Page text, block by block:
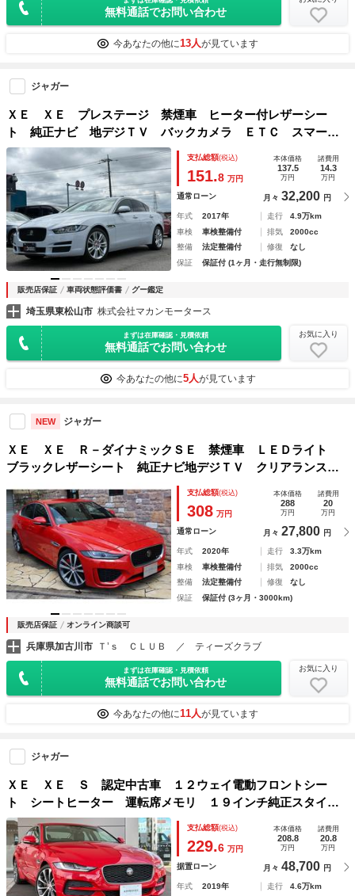
無料通話でお問い合わせ
今あなたの他に13人が見ています
ジャガー
ＸＥ ＸＥ プレステージ 禁煙車 ヒーター付レザーシー
ト 純正ナビ 地デジＴＶ バックカメラ ＥＴＣ スマート
キー ディーゼルターボ
支払総額(税込)
151.8 万円
本体価格
137.5
万円
諸費用
14.3
万円
通常ローン 月々 32,200 円
年式 2017年 走行
4.9万km
車検
車検整備付 排気
2000cc
整備
法定整備付 修復
なし
保証
保証付 (1ヶ月・走行無制限)
販売店保証 車両状態評価書 グー鑑定
埼玉県東松山市 株式会社マカンモータース
まずは在庫確認・見積依頼
無料通話でお問い合わせ
お気に入り
今あなたの他に5人が見ています
NEW ジャガー
ＸＥ ＸＥ Ｒ－ダイナミックＳＥ 禁煙車 ＬＥＤライト
ブラックレザーシート 純正ナビ地デジＴＶ クリアランスソ
ナー バックカメラ ＭＥＲＩＤＩＡＮサウンドシステム 純
正１９インチアルミ ３５０ｍｍフロントブレーキローター
ＥＴＣ
支払総額(税込)
308 万円
本体価格
288
万円
諸費用
20
万円
通常ローン 月々 27,800 円
年式 2020年 走行
3.3万km
車検
車検整備付 排気
2000cc
整備
法定整備付 修復
なし
保証
保証付 (3ヶ月・3000km)
販売店保証 オンライン商談可
兵庫県加古川市 Ｔ’ｓ ＣＬＵＢ ／ ティーズクラブ
まずは在庫確認・見積依頼
無料通話でお問い合わせ
お気に入り
今あなたの他に11人が見ています
ジャガー
ＸＥ ＸＥ Ｓ 認定中古車 １２ウェイ電動フロントシー
ト シートヒーター 運転席メモリ １９インチ純正スタイル
１０５０ホイール クリアサイトインテリアビューミラー
ドライブパック パワーテールゲート
支払総額(税込)
229.6 万円
本体価格
208.8
万円
諸費用
20.8
万円
据置ローン 月々 48,700 円
年式 2019年 走行
4.6万km